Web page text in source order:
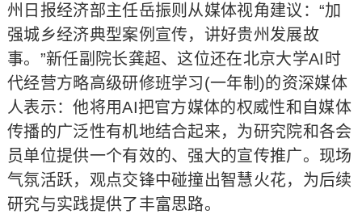
州日报经济部主任岳振则从媒体视角建议：“加
强城乡经济典型案例宣传，讲好贵州发展故
事。”新任副院长龚超、这位还在北京大学AI时
代经营方略高级研修班学习(一年制)的资深媒体
人表示：他将用AI把官方媒体的权威性和自媒体
传播的广泛性有机地结合起来，为研究院和各会
员单位提供一个有效的、强大的宣传推广。现场
气氛活跃，观点交锋中碰撞出智慧火花，为后续
研究与实践提供了丰富思路。